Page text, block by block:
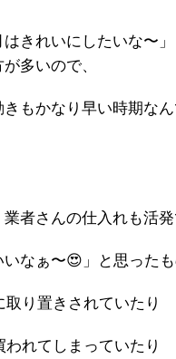
はきれいにしたいな〜
多いので、
きもかなり早い時期な
者さんの仕入れも活発
いなぁ〜😍」と思ったも
り置きされていたり
れてしまっていたり